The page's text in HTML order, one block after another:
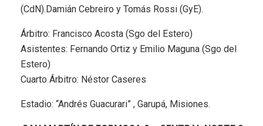
(CdN).Damián Cebreiro y Tomás Rossi (GyE).
Árbitro: Francisco Acosta (Sgo del Estero)
Asistentes: Fernando Ortiz y Emilio Maguna (Sgo del
Estero)
Cuarto Árbitro: Néstor Caseres
Estadio: “Andrés Guacurari” , Garupá, Misiones.